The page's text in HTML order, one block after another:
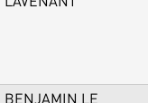
BENJAMIN LE